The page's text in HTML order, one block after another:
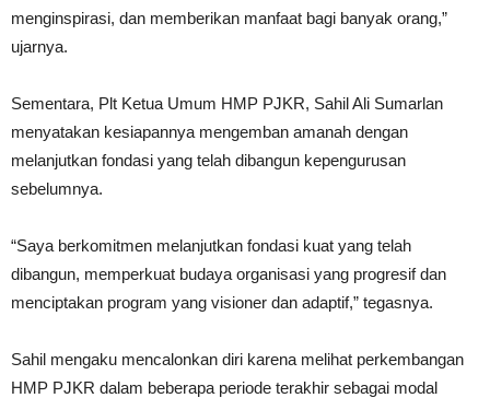
menginspirasi, dan memberikan manfaat bagi banyak orang,”
ujarnya.
Sementara, Plt Ketua Umum HMP PJKR, Sahil Ali Sumarlan
menyatakan kesiapannya mengemban amanah dengan
melanjutkan fondasi yang telah dibangun kepengurusan
sebelumnya.
“Saya berkomitmen melanjutkan fondasi kuat yang telah
dibangun, memperkuat budaya organisasi yang progresif dan
menciptakan program yang visioner dan adaptif,” tegasnya.
Sahil mengaku mencalonkan diri karena melihat perkembangan
HMP PJKR dalam beberapa periode terakhir sebagai modal